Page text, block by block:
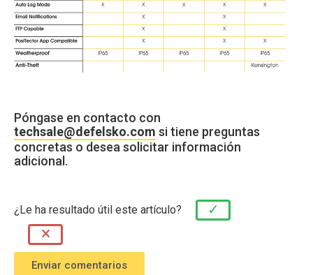
Póngase en contacto con
techsale@defelsko.com si tiene preguntas
concretas o desea solicitar información
adicional.
¿Le ha resultado útil este artículo? ✓
×